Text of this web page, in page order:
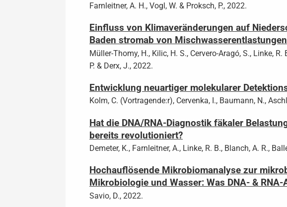
Farnleitner, A. H., Vogl, W. & Proksch, P., 2022.
Einfluss von Klimaveränderungen auf
Baden stromab von Mischwasserentlastungen
Müller-Thomy, H., Kilic, H. S., Cervero-Aragó, S., Linke,
P. & Derx, J., 2022.
Entwicklung neuartiger molekularer
Kolm, C. (Vortragende:r), Cervenka, I., Baumann, N.,
Hat die DNA/RNA-Diagnostik fäkaler
bereits revolutioniert?
Demeter, K., Farnleitner, A., Linke, R. B., Blanch, A. R.,
Hochauflösende Mikrobiomanalyse zur
Mikrobiologie und Wasser: Was DNA- &
Savio, D., 2022.